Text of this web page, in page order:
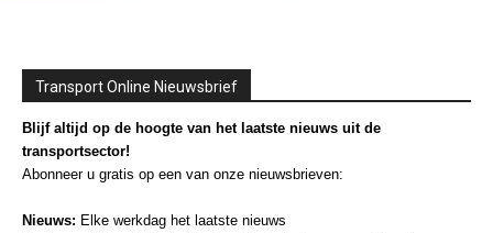
Transport Online Nieuwsbrief
Blijf altijd op de hoogte van het laatste nieuws uit de
transportsector!
Abonneer u gratis op een van onze nieuwsbrieven:
Nieuws: Elke werkdag het laatste nieuws